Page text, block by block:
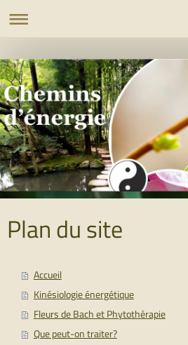
Plan du site
Accueil
Kinésiologie énergétique
Fleurs de Bach et Phytothérapie
Que peut-on traiter?